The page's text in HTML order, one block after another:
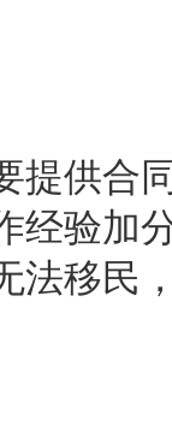
提供合
经验加
法移民